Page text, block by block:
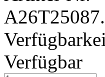
Verfügbar